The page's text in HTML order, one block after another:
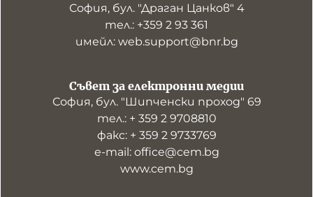
София, бул. "Драган Цанков" 4
тел.: +359 2 93 361
имейл: web.support@bnr.bg
Съвет за електронни медии
София, бул. "Шипченски проход" 69
тел.: + 359 2 9708810
факс: + 359 2 9733769
е-mail: office@cem.bg
www.cem.bg